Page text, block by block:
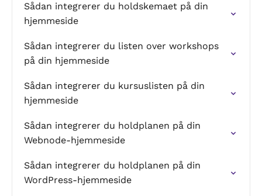
Sådan integrerer du holdskemaet på din
hjemmeside
Sådan integrerer du listen over workshops
på din hjemmeside
Sådan integrerer du kursuslisten på din
hjemmeside
Sådan integrerer du holdplanen på din
Webnode-hjemmeside
Sådan integrerer du holdplanen på din
WordPress-hjemmeside